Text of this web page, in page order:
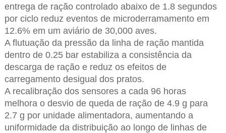
entrega de ração controlado abaixo de 1.8 segundos
por ciclo reduz eventos de microderramamento em
12.6% em um aviário de 30,000 aves.
A flutuação da pressão da linha de ração mantida
dentro de 0.25 bar estabiliza a consistência da
descarga de ração e reduz os efeitos de
carregamento desigual dos pratos.
A recalibração dos sensores a cada 96 horas
melhora o desvio de queda de ração de 4.9 g para
2.7 g por unidade alimentadora, aumentando a
uniformidade da distribuição ao longo de linhas de